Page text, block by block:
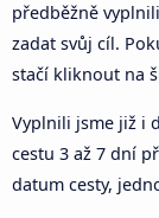
předběžně
zadat svůj cíl.
stačí kliknout na
Vyplnili jsme již i
cestu 3 až 7 dní
datum cesty,